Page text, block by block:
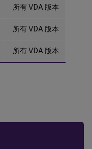
所有 VDA 版本
所有 VDA 版本
所有 VDA 版本